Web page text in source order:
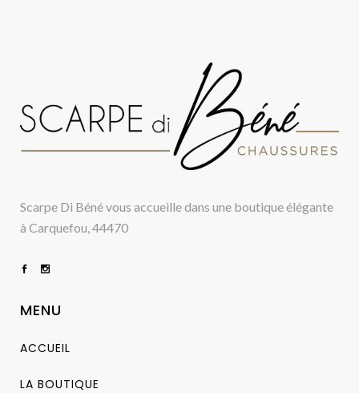
Scarpe Di Béné vous accueille dans une boutique élégante
à Carquefou, 44470
MENU
ACCUEIL
LA BOUTIQUE